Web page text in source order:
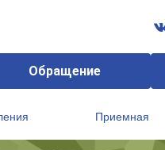
Обращение
Приемная